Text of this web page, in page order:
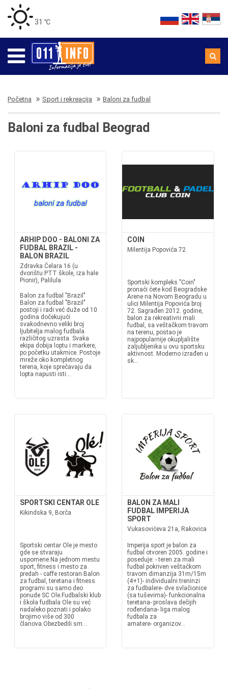
31 ℃
Početna Sport i rekreacija Baloni za fudbal
Baloni za fudbal Beograd
ARHIP DOO - BALONI ZA
FUDBAL BRAZIL -
BALON BRAZIL
Zdravka Čelara 16 (u
dvorištu PTT škole, iza hale
Pionir), Palilula
Balon za fudbal "Brazil"
Balon za fudbal "Brazil"
postoji i radi već duže od 10
godina dočekujući
svakodnevno veliki broj
ljubitelja malog fudbala
različitog uzrasta. Svaka
ekipa dobija loptu i markere,
po početku utakmice. Postoje
mreže oko kompletnog
terena, koje sprečavaju da
lopta napusti isti...
COIN
Milentija Popovića 72
Sportski kompleks "Coin"
pronaći ćete kod Beogradske
Arene na Novom Beogradu u
ulici Milentija Popovića broj
72. Sagrađen 2012. godine,
balon za rekreativni mali
fudbal, sa veštačkom travom
na terenu, postao je
najpopularnije okupljalište
zaljubljenika u ovu sportsku
aktivnost. Moderno izrađen u
sk...
SPORTSKI CENTAR OLE
Kikindska 9, Borča
Sportski centar Ole je mesto
gde se stvaraju
uspomene.Na jednom mestu
sport, fitness i mesto za
predah - caffe restoran.Balon
za fudbal, teretana i fitness
programi su samo deo
ponude SC Ole.Fudbalski klub
i škola fudbala Ole su već
nadaleko poznati i polako
brojimo više od 300
članova.Obezbedili sm...
BALON ZA MALI
FUDBAL IMPERIJA
SPORT
Vukasovićeva 21a, Rakovica
Imperija sport je balon za
fudbal otvoren 2005. godine i
poseduje: - teren za mali
fudbal pokriven veštačkom
travom dimanzija 31m/15m
(4+1)- individualni treninzi
za fudbalere- dve svlačionice
(sa tuševima)- funkcionalna
teretana- proslava dečijih
rođendana- liga malog
fudbala za
amatere- organizov...